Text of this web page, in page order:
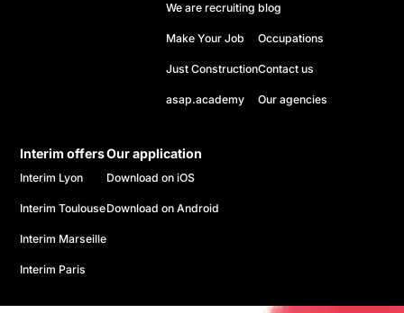
We are recruiting
Make Your Job
Just Construction
asap.academy
blog
Occupations
Contact us
Our agencies
Interim offers
Interim Lyon
Interim Toulouse
Interim Marseille
Interim Paris
Our application
Download on iOS
Download on Android